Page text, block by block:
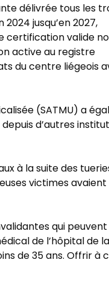
délivrée tous les
jusqu’en 2027,
certification valide
active au registre
du centre liégeois
(SATMU) a
d’autres
à la suite des
victimes
qui peuvent
de l’hôpital de la
de 35 ans. Offrir à